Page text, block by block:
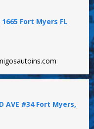
Fort Myers FL
AVE #34 Fort Myers,